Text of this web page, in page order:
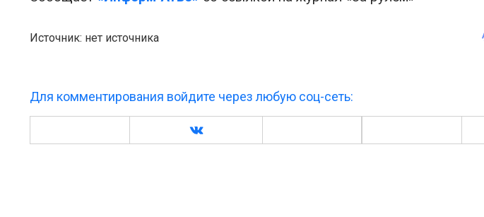
Источник: нет источника
Для комментирования войдите через любую соц-сеть: